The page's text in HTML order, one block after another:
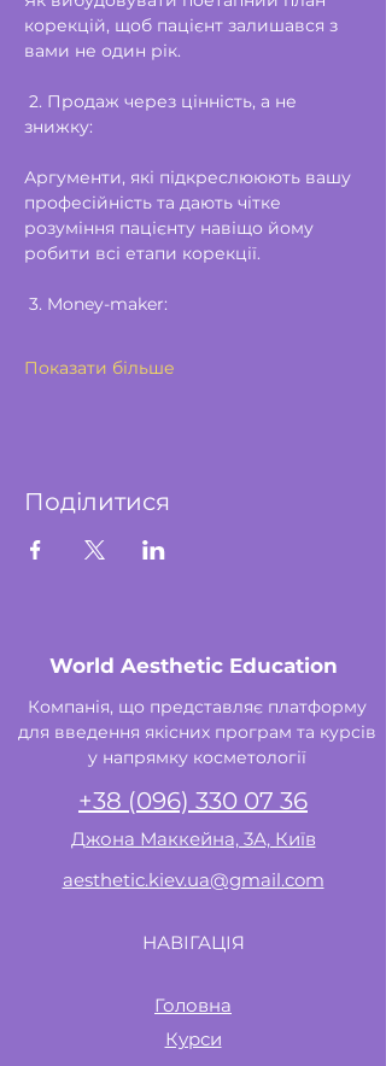
корекцій, щоб пацієнт залишався з
вами не один рік.
2. Продаж через цінність, а не
знижку:
Аргументи, які підкреслююють вашу
професійність та дають чітке
розуміння пацієнту навіщо йому
робити всі етапи корекції.
3. Money-maker:
Показати більше
Поділитися
World Aesthetic Education
Компанія, що представляє платформу
для введення якісних програм та курсів
у напрямку косметології
+38 (096) 330 07 36
Джона Маккейна, 3А, Київ
aesthetic.kiev.ua@gmail.com
НАВІГАЦІЯ
Головна
Курси